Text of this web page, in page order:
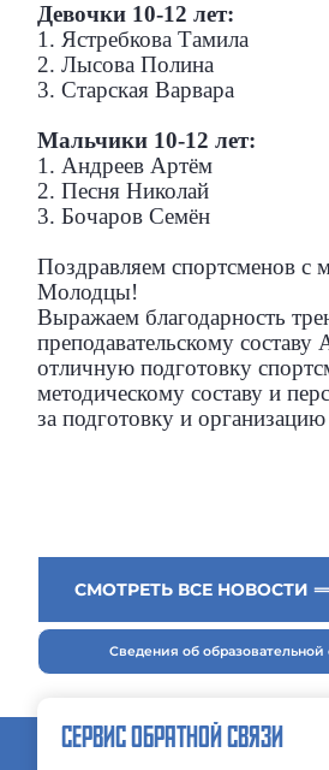
Девочки 10-12 лет:
1. Ястребкова Тамила
2. Лысова Полина
3. Старская Варвара
Мальчики 10-12 лет:
1. Андреев Артём
2. Песня Николай
3. Бочаров Семён
Поздравляем спортсменов с
Молодцы!
Выражаем благодарность
преподавательскому составу
отличную подготовку
методическому составу и
за подготовку и
СМОТРЕТЬ ВСЕ НОВОСТИ
Сведения об образовательной
СЕРВИС ОБРАТНОЙ СВЯЗИ